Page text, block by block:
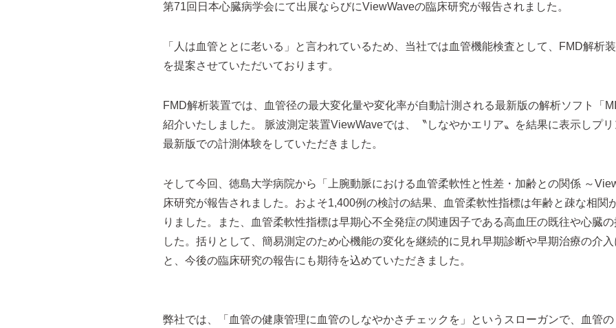
第71回日本心臓病学会にて出展ならびにViewWaveの臨床研究が報告されました。
「人は血管ととに老いる」と言われているため、当社では血管機能検査として、FMD解析
を提案させていただいております。
FMD解析装置では、血管径の最大変化量や変化率が自動計測される最新版の解析ソフト「
紹介いたしました。 脈波測定装置ViewWaveでは、〝しなやかエリア〟を結果に表示しプ
最新版での計測体験をしていただきました。
そして今回、徳島大学病院から「上腕動脈における血管柔軟性と性差・加齢との関係 ～
床研究が報告されました。およそ1,400例の検討の結果、血管柔軟性指標は年齢と疎な相関
りました。また、血管柔軟性指標は早期心不全発症の関連因子である高血圧の既往や心臓
した。括りとして、簡易測定のため心機能の変化を継続的に見れ早期診断や早期治療の介
と、今後の臨床研究の報告にも期待を込めていただきました。
弊社では、「血管の健康管理に血管のしなやかさチェックを」というスローガンで、血管